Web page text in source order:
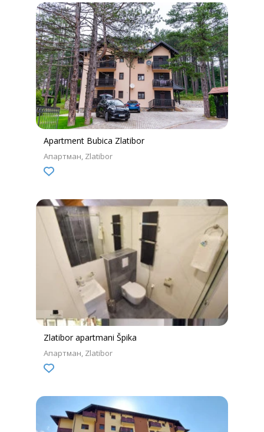
Apartment Bubica Zlatibor
Апартман Zlatibor
Zlatibor apartmani Špika
Апартман Zlatibor